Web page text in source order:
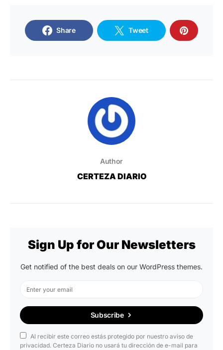
Share Tweet
Author
CERTEZA DIARIO
Sign Up for Our Newsletters
Get notified of the best deals on our WordPress themes.
Subscribe
Al recibir este correo estás protegido por nuestro aviso de
privacidad. Certeza Diario no usará tu dirección de e-mail para